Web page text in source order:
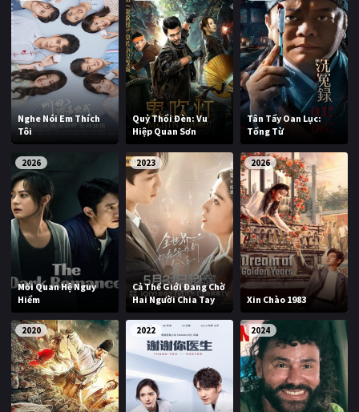
Nghe Nói Em Thích
Tôi
Quỷ Thổi Đèn: Vu
Hiệp Quan Sơn
Tân Tẩy Oan Lục:
Tống Từ
2026
Mối Quan Hệ Nguy
Hiểm
2023
Cả Thế Giới Đang Chờ
Hai Người Chia Tay
2026
Xin Chào 1983
2020 2022 2024